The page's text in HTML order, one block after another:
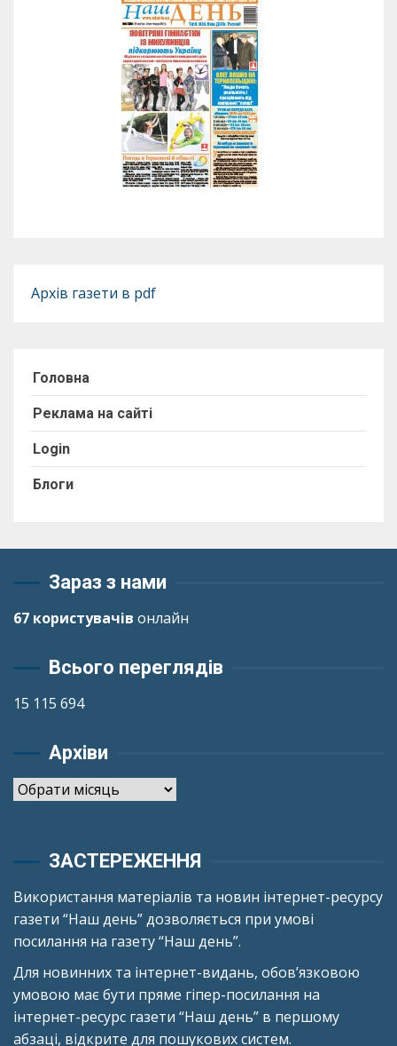
Архів газети в pdf
Головна
Реклама на сайті
Login
Блоги
Зараз з нами
67 користувачів онлайн
Всього переглядів
15 115 694
Архіви
Архіви
ЗАСТЕРЕЖЕННЯ
Використання матеріалів та новин інтернет-ресурсу
газети “Наш день” дозволяється при умові
посилання на газету “Наш день”.
Для новинних та інтернет-видань, обов’язковою
умовою має бути пряме гіпер-посилання на
інтернет-ресурс газети “Наш день” в першому
абзаці, відкрите для пошукових систем.